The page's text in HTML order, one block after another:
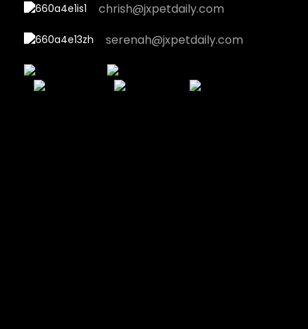
chrish@jxpetdaily.com
serenah@jxpetdaily.com